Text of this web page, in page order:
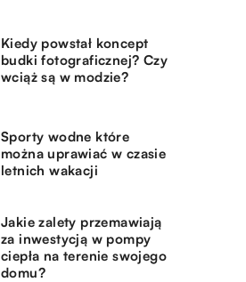
Kiedy powstał koncept
budki fotograficznej? Czy
wciąż są w modzie?
Sporty wodne które
można uprawiać w czasie
letnich wakacji
Jakie zalety przemawiają
za inwestycją w pompy
ciepła na terenie swojego
domu?